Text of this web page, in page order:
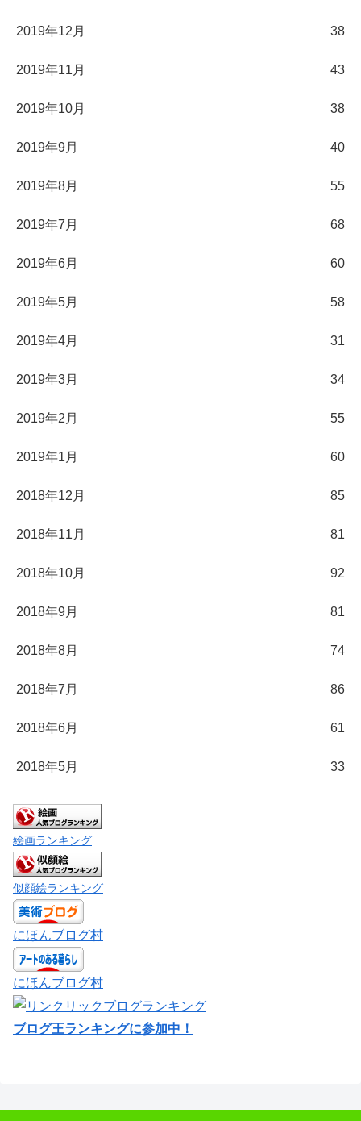
2019年12月 38
2019年11月 43
2019年10月 38
2019年9月 40
2019年8月 55
2019年7月 68
2019年6月 60
2019年5月 58
2019年4月 31
2019年3月 34
2019年2月 55
2019年1月 60
2018年12月 85
2018年11月 81
2018年10月 92
2018年9月 81
2018年8月 74
2018年7月 86
2018年6月 61
2018年5月 33
絵画ランキング
似顔絵ランキング
にほんブログ村
にほんブログ村
ブログ王ランキングに参加中！